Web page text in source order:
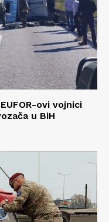
ovi vojnici
u BiH